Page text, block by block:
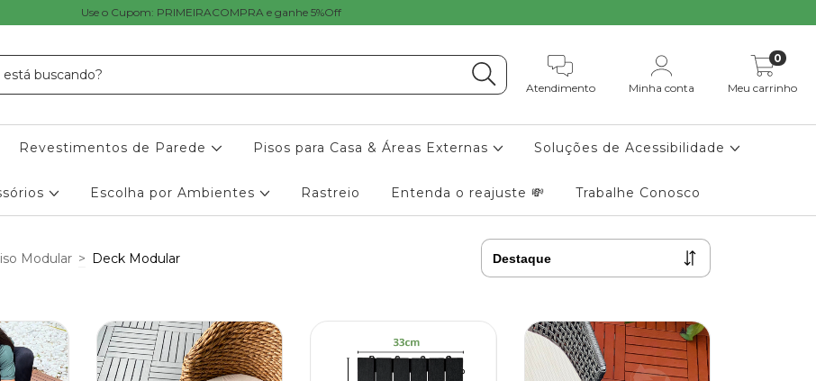
Use o Cupom: PRIMEIRACOMPRA e ganhe 5%Off
Atendimento Minha conta Meu carrinho
0
Revestimentos de Parede Pisos para Casa & Áreas Externas Soluções de Acessibilidade
Escolha por Ambientes Rastreio Entenda o reajuste 💸 Trabalhe Conosco
Modular > Deck Modular